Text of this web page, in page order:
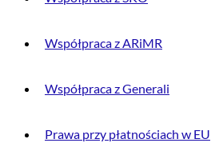
Współpraca z ARiMR
Współpraca z Generali
Prawa przy płatnościach w EU